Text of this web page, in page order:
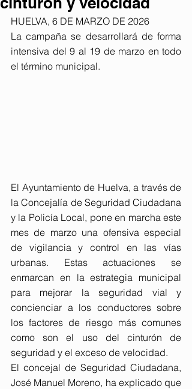
HUELVA, 6 DE MARZO DE 2026
La campaña se desarrollará de forma
intensiva del 9 al 19 de marzo en todo
el término municipal.
El Ayuntamiento de Huelva, a través de
la Concejalía de Seguridad Ciudadana
y la Policía Local, pone en marcha este
mes de marzo una ofensiva especial
de vigilancia y control en las vías
urbanas. Estas actuaciones se
enmarcan en la estrategia municipal
para mejorar la seguridad vial y
concienciar a los conductores sobre
los factores de riesgo más comunes
como son el uso del cinturón de
seguridad y el exceso de velocidad.
El concejal de Seguridad Ciudadana,
José Manuel Moreno, ha explicado que